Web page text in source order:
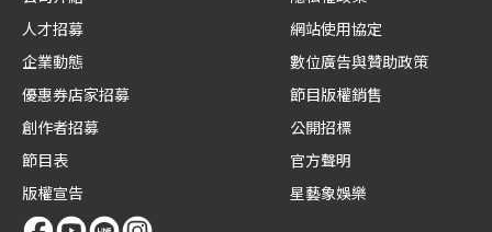
人才招募
企業動態
優惠券店家招募
創作者招募
節目表
版權宣告
網站使用協定
數位廣告與贊助政策
節目版權銷售
公開招標
官方聲明
星藝象娛樂